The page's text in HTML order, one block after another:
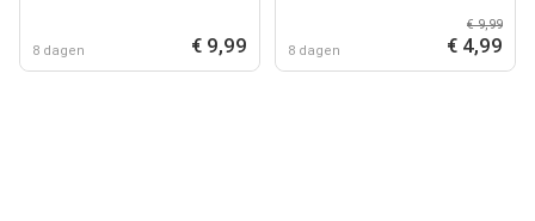
8 dagen € 9,99 8 dagen
€ 9,99
€ 4,99